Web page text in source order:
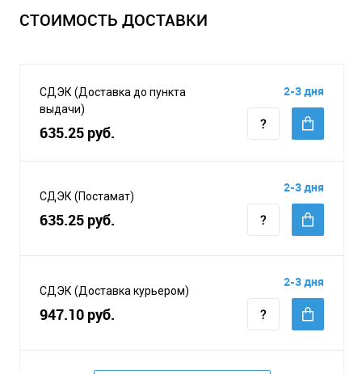
СТОИМОСТЬ ДОСТАВКИ
СДЭК (Доставка до пункта
выдачи)
635.25 руб.
2-3 дня
СДЭК (Постамат)
635.25 руб.
2-3 дня
СДЭК (Доставка курьером)
947.10 руб.
2-3 дня